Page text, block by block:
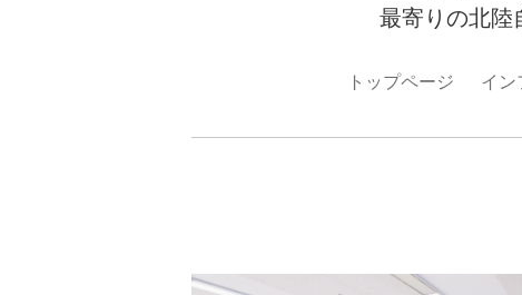
最寄りの北陸
トップページ イン